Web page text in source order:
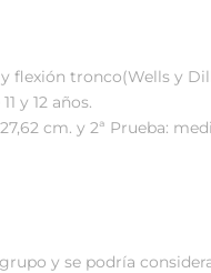
flexión tronco(Wells y
y 12 años.
cm. y 2ª Prueba:
y se podría